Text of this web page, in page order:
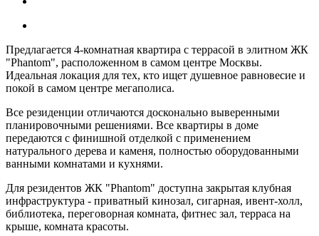
Предлагается 4-комнатная квартира с террасой в элитном ЖК
"Phantom", расположенном в самом центре Москвы.
Идеальная локация для тех, кто ищет душевное равновесие и
покой в самом центре мегаполиса.
Все резиденции отличаются досконально выверенными
планировочными решениями. Все квартиры в доме
передаются с финишной отделкой с применением
натурального дерева и каменя, полностью оборудованными
ванными комнатами и кухнями.
Для резидентов ЖК "Phantom" доступна закрытая клубная
инфраструктура - приватный кинозал, сигарная, ивент-холл,
библиотека, переговорная комната, фитнес зал, терраса на
крыше, комната красоты.